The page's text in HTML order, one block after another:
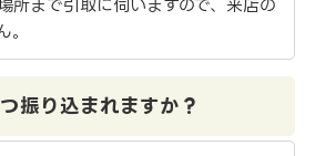
所まで引取に伺いますので、来店の
。
振り込まれますか？